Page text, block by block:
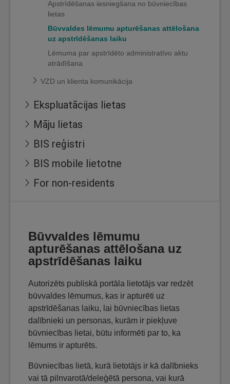
Apstrīdēšanas iesniegšana no būvniecības
lietas
Būvvaldes lēmumu apturēšanas attēlošana
uz apstrīdēšanas laiku
Lēmuma par apstrīdēto administratīvo aktu
atrādīšana
VZD un klienta komunikācija
Ekspluatācijas lietas
Māju lietas
BIS reģistri
BIS mobile lietotne
For non-residents
Būvvaldes lēmumu
apturēšanas attēlošana uz
apstrīdēšanas laiku
Autorizēts publiskā portāla lietotājs var redzēt
būvvaldes lēmumus, kas ir apturēti uz
apstrīdēšanas laiku, lai būvniecības lietas
dalībnieki un personas, kurām ir piekļuve
būvniecības lietai, būtu informēti par to, ka
lēmums ir apturēts.
Būvniecības lietā, kurā lietotājs ir kā dalībnieks
vai tā pilnvarotā/deleģētā persona, vai kurā